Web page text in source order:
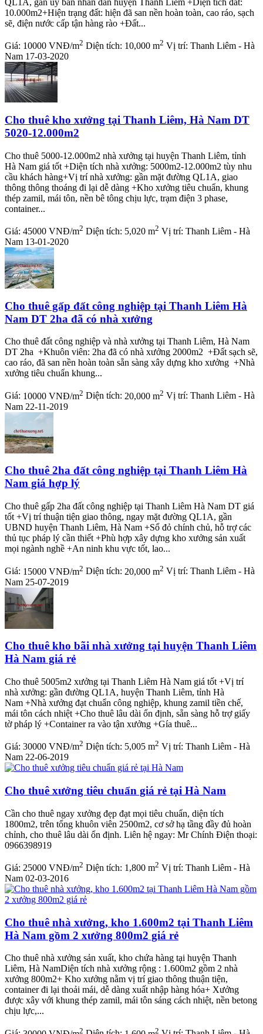
10.000m2+Hiện trạng đất: hiện đã san nền hoàn toàn, cao ráo, sạch
sẽ, điện nước cấp tận hàng rào +Đất...
Giá: 10000 VNĐ/m2 Diện tích: 10,000 m2 Vị trí: Thanh Liêm - Hà
Nam 17-03-2020
Cho thuê kho xưởng tại Thanh Liêm, Hà Nam DT
5020-12.000m2
Cho thuê 5000-12.000m2 nhà xưởng tại huyện Thanh Liêm, tỉnh
Hà Nam giá tốt +Diện tích nhà xưởng: 5000m2-12.000m2 tùy nhu
cầu khách hàng+Vị trí nhà xưởng: gần mặt đường QL1A, giao
thông thông thoáng đi lại dễ dàng +Kho xưởng tiêu chuẩn, khung
thép zamil, mái tôn, nền bê tông chịu lực, trạm điện 3 phase,
container...
Giá: 45000 VNĐ/m2 Diện tích: 5,020 m2 Vị trí: Thanh Liêm - Hà
Nam 13-01-2020
Cho thuê gấp đất công nghiệp tại Thanh Liêm Hà
Nam DT 2ha đã có nhà xưởng
Cho thuê đất công nghiệp và nhà xưởng tại Thanh Liêm, Hà Nam
DT 2ha +Khuôn viên: 2ha đã có nhà xưởng 2000m2 +Đất sạch sẽ,
cao ráo, đã san nền hoàn toàn sẵn sàng xây dựng kho xưởng +Nhà
xưởng tiêu chuẩn khung...
Giá: 10000 VNĐ/m2 Diện tích: 20,000 m2 Vị trí: Thanh Liêm - Hà
Nam 22-11-2019
Cho thuê 2ha đất công nghiệp tại Thanh Liêm Hà
Nam giá hợp lý
Cho thuê gấp 2ha đất công nghiệp tại Thanh Liêm Hà Nam DT giá
tốt +Vị trí thuận tiện giao thông, ngay mặt đường QL1A, gần
UBND huyện Thanh Liêm, Hà Nam +Sổ đỏ chính chủ, hỗ trợ các
thủ tục pháp lý cần thiết +Phù hợp xây dựng kho xưởng sản xuất
mọi ngành nghề +An ninh khu vực tốt, lao...
Giá: 15000 VNĐ/m2 Diện tích: 20,000 m2 Vị trí: Thanh Liêm - Hà
Nam 25-07-2019
Cho thuê kho bãi nhà xưởng tại huyện Thanh Liêm
Hà Nam giá rẻ
Cho thuê 5005m2 xưởng tại Thanh Liêm Hà Nam giá tốt +Vị trí
nhà xưởng: gần đường QL1A, huyện Thanh Liêm, tỉnh Hà
Nam +Nhà xưởng đạt chuẩn công nghiệp, khung zamil tiền chế,
mái tôn cách nhiệt +Cho thuê lâu dài ổn định, sẵn sàng hỗ trợ giấy
tờ pháp lý +Container ra vào tận xưởng +Gía thuê...
Giá: 30000 VNĐ/m2 Diện tích: 5,005 m2 Vị trí: Thanh Liêm - Hà
Nam 22-06-2019
Cho thuê xưởng tiêu chuẩn giá rẻ tại Hà Nam
Cần cho thuê ngay xưởng đẹp đạt mọi tiêu chuẩn, diện tích
1800m2, trên tổng khuôn viên 2500m2, cơ sở hạ tầng đầy đủ hoàn
chỉnh, cho thuê lâu dài ổn định. Liên hệ ngay: Mr Chính Điện thoại:
0966398919
Giá: 25000 VNĐ/m2 Diện tích: 1,800 m2 Vị trí: Thanh Liêm - Hà
Nam 02-03-2016
Cho thuê nhà xưởng, kho 1.600m2 tại Thanh Liêm
Hà Nam gồm 2 xưởng 800m2 giá rẻ
Cho thuê nhà xưởng sản xuất, kho chứa hàng tại huyện Thanh
Liêm, Hà NamDiện tích nhà xưởng rộng : 1.600m2 gồm 2 nhà
xưởng 800m2+ Kho xưởng nằm vị trí giao thông thuận tiện,
container đi lại thoải mái, dễ dàng xuất nhập hàng hóa+ Xưởng
được xây với khung thép zamil, mái tôn sáng cách nhiệt, nền betong
chịu lực,...
2 2